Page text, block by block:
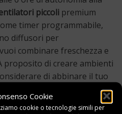
Cookie
cookie o tecnologie simili per
piccoli premium
timer programmabile,
diffusori per
combinare freschezza e
proposito di creare ambienti
di abbinare il tuo
per un comfort